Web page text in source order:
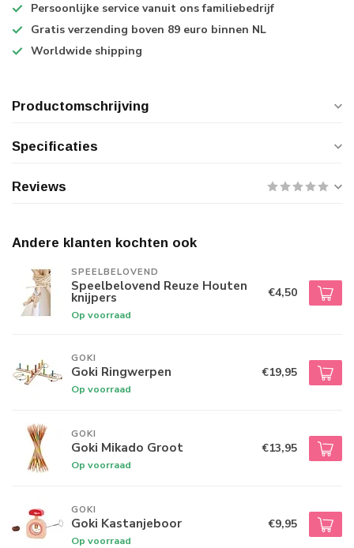
Persoonlijke service vanuit ons familiebedrijf
Gratis verzending boven 89 euro binnen NL
Worldwide shipping
Productomschrijving
Specificaties
Reviews
Andere klanten kochten ook
SPEELBELOVEND
Speelbelovend Reuze Houten
knijpers
Op voorraad
€4,50
GOKI
Goki Ringwerpen
Op voorraad
€19,95
GOKI
Goki Mikado Groot
Op voorraad
€13,95
GOKI
Goki Kastanjeboor
Op voorraad
€9,95